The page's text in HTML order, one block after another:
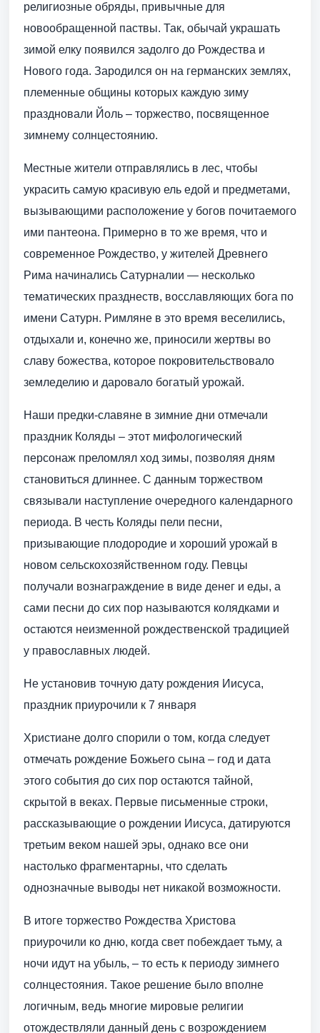
религиозные обряды, привычные для
новообращенной паствы. Так, обычай украшать
зимой елку появился задолго до Рождества и
Нового года. Зародился он на германских землях,
племенные общины которых каждую зиму
праздновали Йоль – торжество, посвященное
зимнему солнцестоянию.
Местные жители отправлялись в лес, чтобы
украсить самую красивую ель едой и предметами,
вызывающими расположение у богов почитаемого
ими пантеона. Примерно в то же время, что и
современное Рождество, у жителей Древнего
Рима начинались Сатурналии — несколько
тематических празднеств, восславляющих бога по
имени Сатурн. Римляне в это время веселились,
отдыхали и, конечно же, приносили жертвы во
славу божества, которое покровительствовало
земледелию и даровало богатый урожай.
Наши предки-славяне в зимние дни отмечали
праздник Коляды – этот мифологический
персонаж преломлял ход зимы, позволяя дням
становиться длиннее. С данным торжеством
связывали наступление очередного календарного
периода. В честь Коляды пели песни,
призывающие плодородие и хороший урожай в
новом сельскохозяйственном году. Певцы
получали вознаграждение в виде денег и еды, а
сами песни до сих пор называются колядками и
остаются неизменной рождественской традицией
у православных людей.
Не установив точную дату рождения Иисуса,
праздник приурочили к 7 января
Христиане долго спорили о том, когда следует
отмечать рождение Божьего сына – год и дата
этого события до сих пор остаются тайной,
скрытой в веках. Первые письменные строки,
рассказывающие о рождении Иисуса, датируются
третьим веком нашей эры, однако все они
настолько фрагментарны, что сделать
однозначные выводы нет никакой возможности.
В итоге торжество Рождества Христова
приурочили ко дню, когда свет побеждает тьму, а
ночи идут на убыль, – то есть к периоду зимнего
солнцестояния. Такое решение было вполне
логичным, ведь многие мировые религии
отождествляли данный день с возрождением